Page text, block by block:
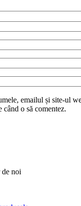
emailul și site-ul
când o să comentez.
de noi